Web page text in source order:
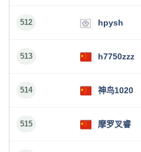
512 hpysh
513 h7750zzz
514 神鸟1020
515 摩罗叉睿